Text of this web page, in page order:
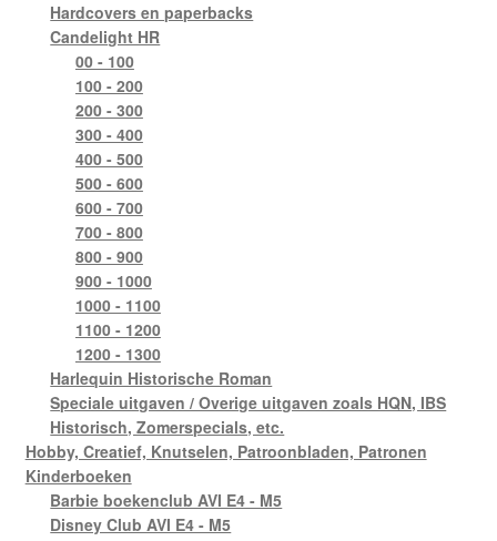
Hardcovers en paperbacks
Candelight HR
00 - 100
100 - 200
200 - 300
300 - 400
400 - 500
500 - 600
600 - 700
700 - 800
800 - 900
900 - 1000
1000 - 1100
1100 - 1200
1200 - 1300
Harlequin Historische Roman
Speciale uitgaven / Overige uitgaven zoals HQN, IBS
Historisch, Zomerspecials, etc.
Hobby, Creatief, Knutselen, Patroonbladen, Patronen
Kinderboeken
Barbie boekenclub AVI E4 - M5
Disney Club AVI E4 - M5